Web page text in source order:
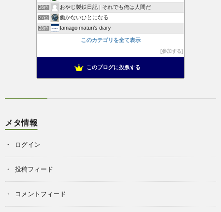
26位 おやじ製鉄日記 | それでも俺は人間だ
27位 働かないひとになる
28位 tamago maturi’s diary
このカテゴリを全て表示
参加する
このブログに投票する
メタ情報
ログイン
投稿フィード
コメントフィード